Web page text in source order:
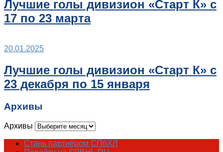
Лучшие голы дивизион «Старт К» с
17 по 23 марта
20.01.2025
Лучшие голы дивизион «Старт К» с
23 декабря по 15 января
Архивы
Архивы
Стань партнёром СПбХЛ